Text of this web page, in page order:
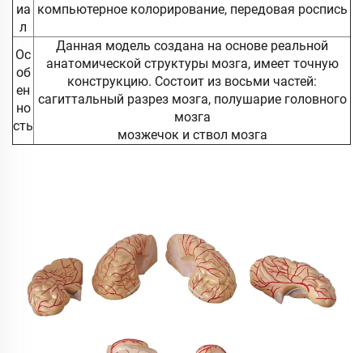
иа
л
компьютерное колорирование, передовая роспись
Ос
об
ен
но
сть
Данная модель создана на основе реальной
анатомической структуры мозга, имеет точную
конструкцию. Состоит из восьми частей:
сагиттальный разрез мозга, полушарие головного
мозга
мозжечок и ствол мозга